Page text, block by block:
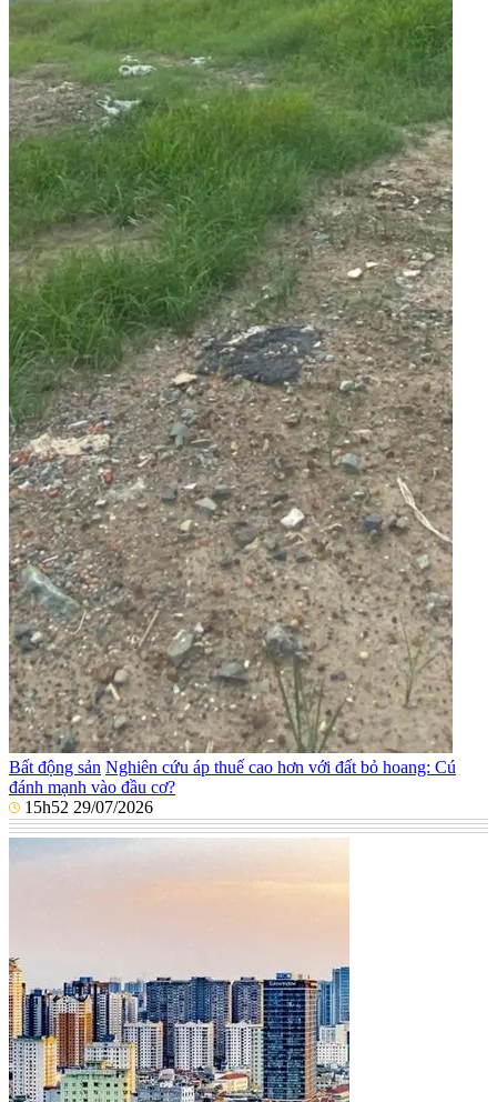
Bất động sản Nghiên cứu áp thuế cao hơn với đất bỏ hoang: Cú
đánh mạnh vào đầu cơ?
15h52 29/07/2026